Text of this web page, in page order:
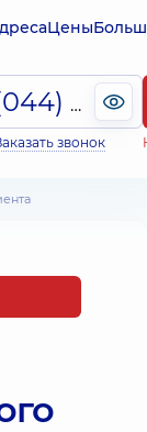
Цены
(044) 495-2-888
звонок